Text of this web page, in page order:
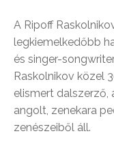
A Ripoff
legkiemelkedőbb
és singer-
Raskolnikov közel
elismert dalszerző,
angolt, zenekara
zenészeiből áll.